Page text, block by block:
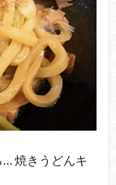
焼きうどんキ